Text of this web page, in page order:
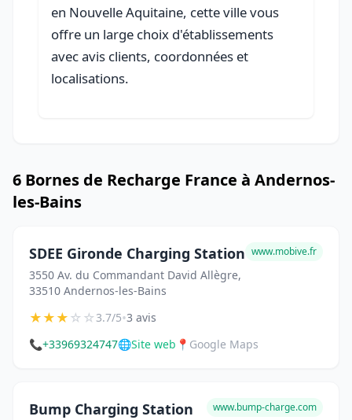
en Nouvelle Aquitaine, cette ville vous
offre un large choix d'établissements
avec avis clients, coordonnées et
localisations.
6 Bornes de Recharge France à Andernos-
les-Bains
SDEE Gironde Charging Station
3550 Av. du Commandant David Allègre,
33510 Andernos-les-Bains
www.mobive.fr
★★★☆☆3.7/5•3 avis
📞+33969324747🌐Site web 📍 Google Maps
Bump Charging Station www.bump-charge.com